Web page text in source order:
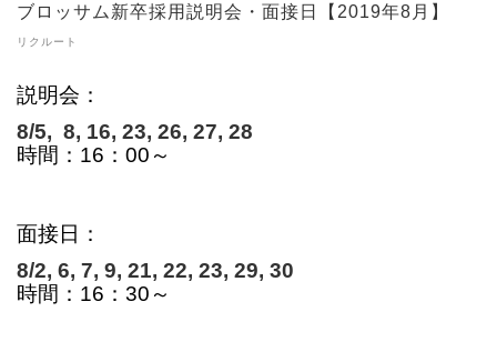
ブロッサム新卒採用説明会・面接日【2019年8月】
リクルート
説明会：
8/5, 8, 16, 23, 26, 27, 28
時間：16：00～
面接日：
8/2, 6, 7, 9, 21, 22, 23, 29, 30
時間：16：30～